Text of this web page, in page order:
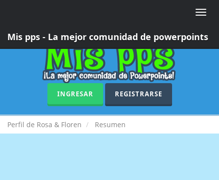
Toggle
Mis pps - La mejor comunidad de powerpoints
INGRESAR REGISTRARSE
Perfil de Rosa & Floren Resumen